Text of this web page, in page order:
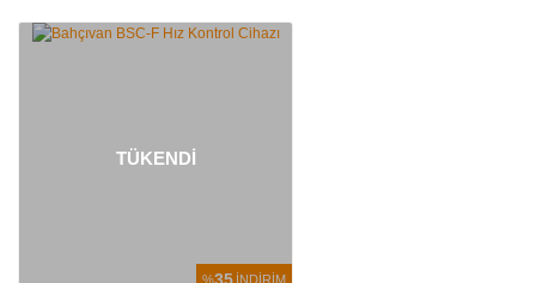
%35 İNDİRİM
TÜKENDİ